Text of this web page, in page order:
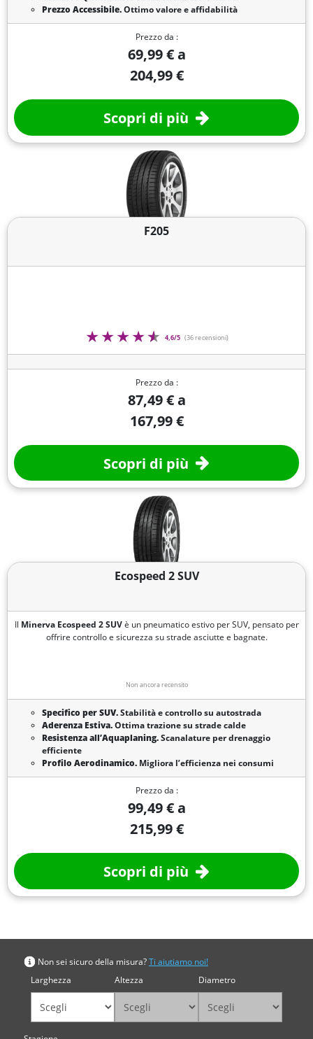
Prezzo Accessibile.Ottimo valore e affidabilità
Prezzo da :
69,99 € a
204,99 €
Scopri di più
F205
4,6/5 (36 recensioni)
Prezzo da :
87,49 € a
167,99 €
Scopri di più
Ecospeed 2 SUV
Il Minerva Ecospeed 2 SUVè un pneumatico estivo per SUV, pensato per
offrire controllo e sicurezza su strade asciutte e bagnate.
Non ancora recensito
Specifico per SUV.Stabilità e controllo su autostrada
Aderenza Estiva.Ottima trazione su strade calde
Resistenza all’Aquaplaning.Scanalature per drenaggio
efficiente
Profilo Aerodinamico.Migliora l’efficienza nei consumi
Prezzo da :
99,49 € a
215,99 €
Scopri di più
Non sei sicuro della misura?Ti aiutiamo noi!
Larghezza
Altezza Diametro